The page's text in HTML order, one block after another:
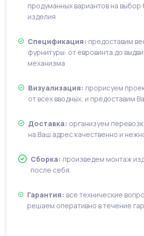
продуманных вариантов на выбор
изделия
Спецификация: предоставим
фурнитуры: от евровинта до
механизма
Визуализация: прорисуем
от всех вводных, и предоставим
Доставка: организуем
на Ваш адрес качественно и
Сборка: произведем монтаж
после себя
Гарантия: все технические
решаем оперативно в течение